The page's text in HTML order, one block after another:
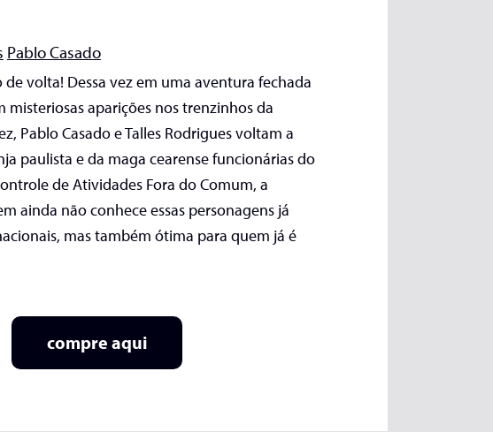
Pablo Casado
volta! Dessa vez em uma aventura fechada
misteriosas aparições nos trenzinhos da
Pablo Casado e Talles Rodrigues voltam a
paulista e da maga cearense funcionárias do
de Atividades Fora do Comum, a
ainda não conhece essas personagens já
mas também ótima para quem já é
compre aqui